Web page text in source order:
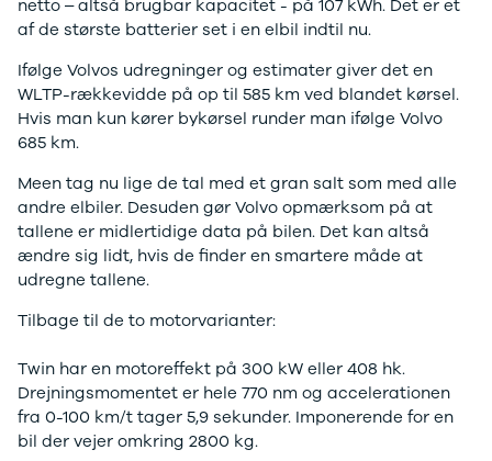
Anmeldelser
Privatleasing
Tilbud
IONIQ 5 N
Modeller
Anmeldelser
Tilbud
IONIQ 6
Modeller
Anmeldelser
Privatleasing
IONIQ 6 N
Anmeldelser
Privatleasing
Tilbud
IONIQ 9
Tipo
Doblo Cargo
Ducato 33
Ducato 35
Talento
Elbil
SUV
Stationcar
B-Max
Capri
EcoSport
Explorer
F-150
Fiesta
netto – altså brugbar kapacitet - på 107 kWh. Det er et
af de største batterier set i en elbil indtil nu.
Ifølge Volvos udregninger og estimater giver det en
WLTP-rækkevidde på op til 585 km ved blandet kørsel.
Hvis man kun kører bykørsel runder man ifølge Volvo
685 km.
Meen tag nu lige de tal med et gran salt som med alle
andre elbiler. Desuden gør Volvo opmærksom på at
tallene er midlertidige data på bilen. Det kan altså
ændre sig lidt, hvis de finder en smartere måde at
udregne tallene.
Tilbage til de to motorvarianter:
Twin har en motoreffekt på 300 kW eller 408 hk.
Drejningsmomentet er hele 770 nm og accelerationen
fra 0-100 km/t tager 5,9 sekunder. Imponerende for en
bil der vejer omkring 2800 kg.